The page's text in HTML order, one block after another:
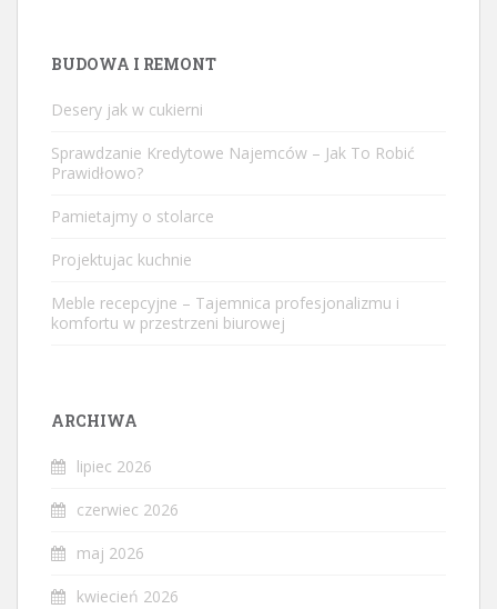
BUDOWA I REMONT
Desery jak w cukierni
Sprawdzanie Kredytowe Najemców – Jak To Robić
Prawidłowo?
Pamietajmy o stolarce
Projektujac kuchnie
Meble recepcyjne – Tajemnica profesjonalizmu i
komfortu w przestrzeni biurowej
ARCHIWA
lipiec 2026
czerwiec 2026
maj 2026
kwiecień 2026